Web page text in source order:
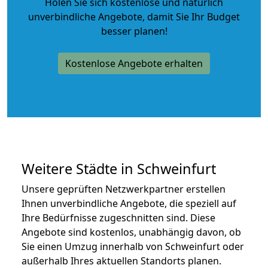
unverbindliche Angebote, damit Sie Ihr Budget
besser planen!
Kostenlose Angebote erhalten
Weitere Städte in Schweinfurt
Unsere geprüften Netzwerkpartner erstellen
Ihnen unverbindliche Angebote, die speziell auf
Ihre Bedürfnisse zugeschnitten sind. Diese
Angebote sind kostenlos, unabhängig davon, ob
Sie einen Umzug innerhalb von Schweinfurt oder
außerhalb Ihres aktuellen Standorts planen.